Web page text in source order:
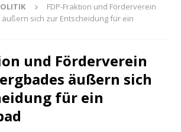
FDP-Fraktion und Förderverein
sich zur Entscheidung für ein
und Förderverein
äußern sich
für ein